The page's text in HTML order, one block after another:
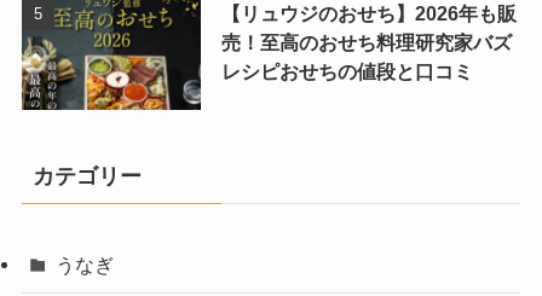
【リュウジのおせち】2026年も販
売！至高のおせち料理研究家バズ
レシピおせちの値段と口コミ
カテゴリー
うなぎ